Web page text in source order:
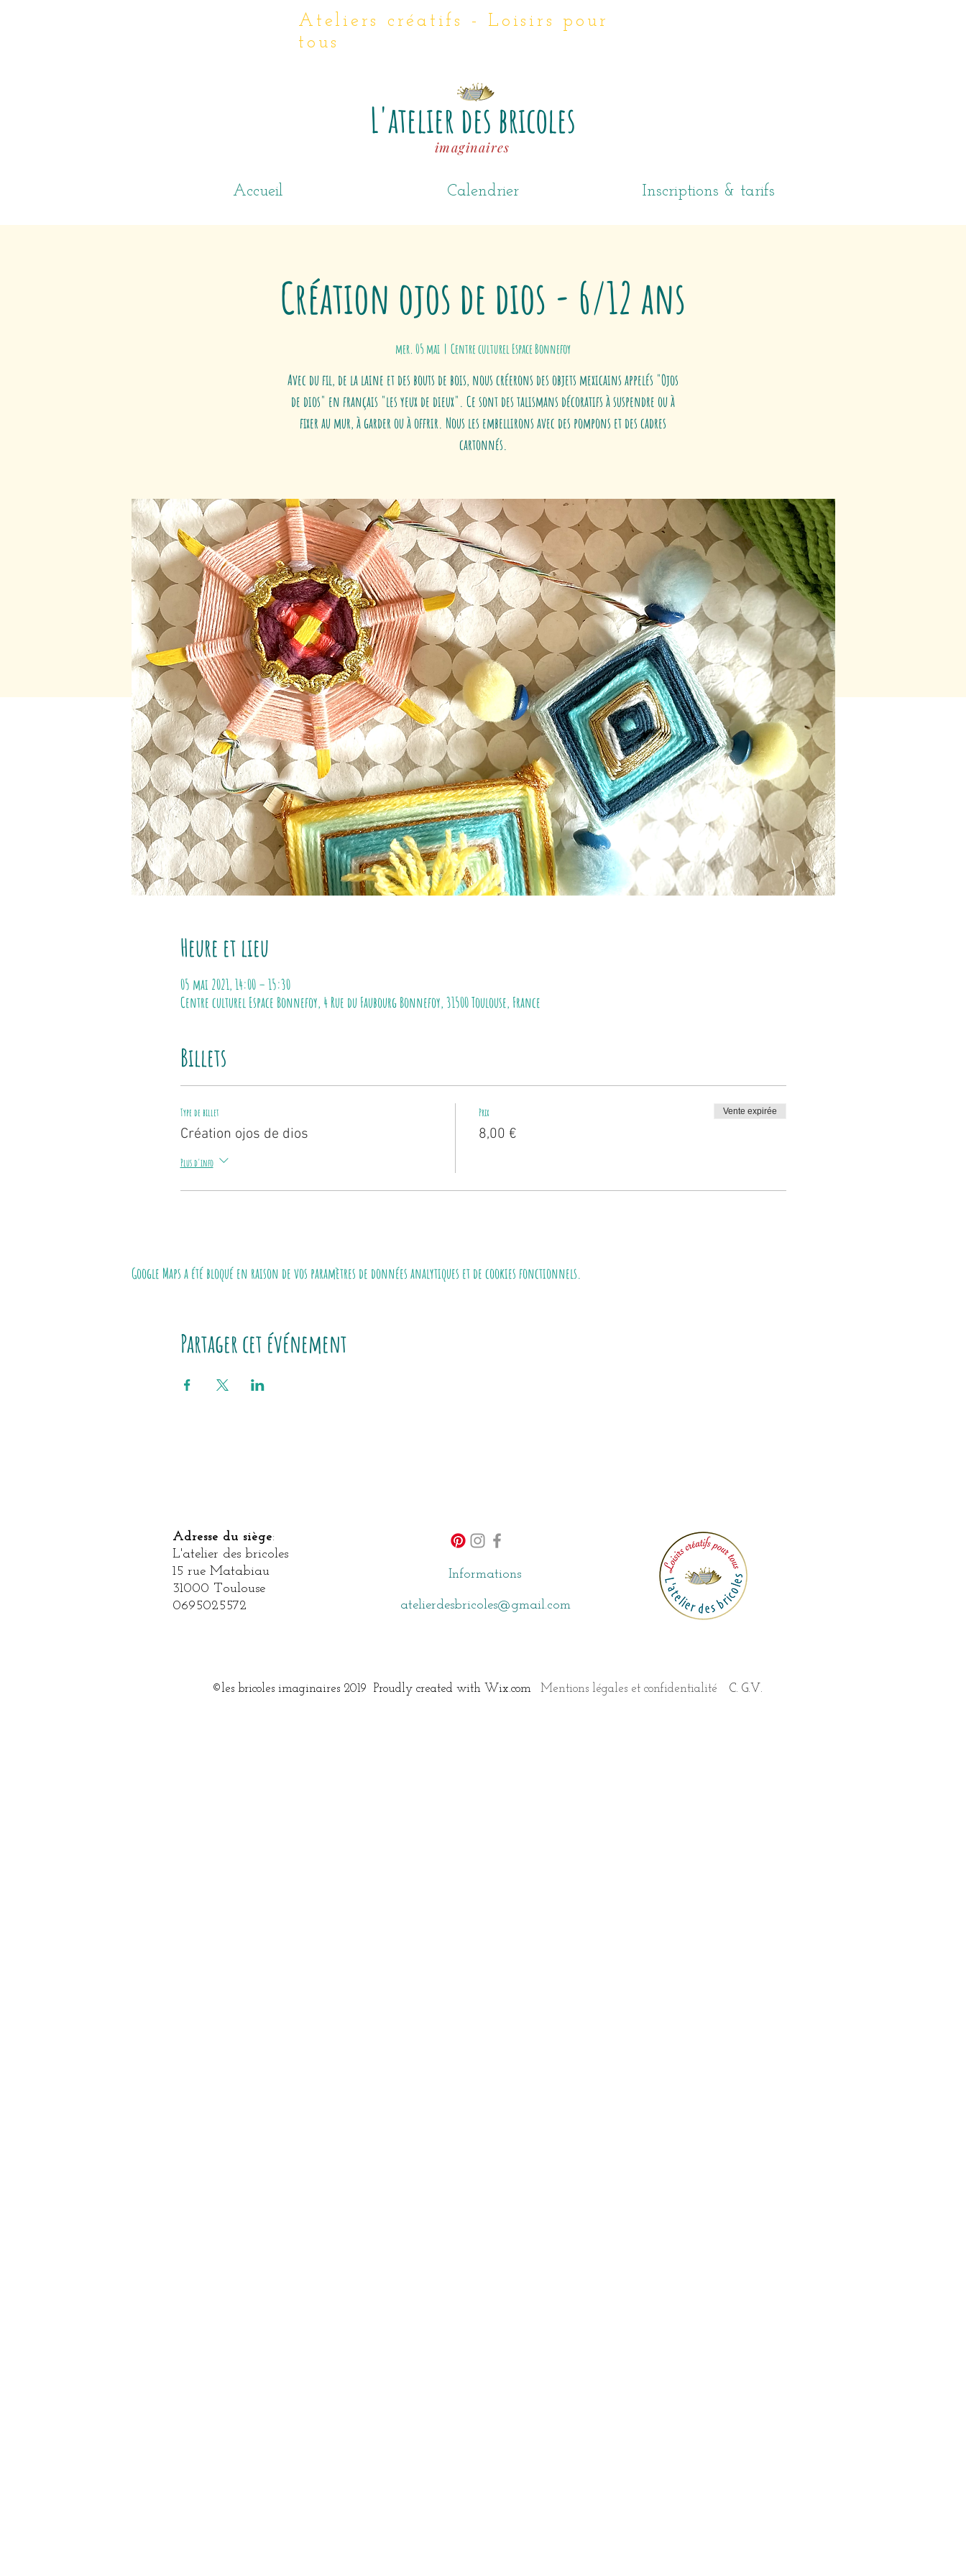
Ateliers créatifs - Loisirs
pour
tous
L'atelier des bricoles
imaginaires
Accueil Calendrier Inscriptions & tarifs
Création ojos de dios - 6/12 ans
mer. 05 mai
  |
Centre culturel Espace Bonnefoy
Avec du fil, de la laine et des bouts de bois, nous créerons des objets mexicains appelés "Ojos
de dios" en français "les yeux de dieux". Ce sont des talismans décoratifs à suspendre ou à
fixer au mur, à garder ou à offrir. Nous les embellirons avec des pompons et des cadres
cartonnés.
Heure et lieu
05 mai 2021, 14:00 – 15:30
Centre culturel Espace Bonnefoy, 4 Rue du Faubourg Bonnefoy, 31500 Toulouse, France
Billets
Type de billet
Création ojos de dios
Plus d'info
Prix
8,00 €
Vente expirée
Google Maps a été bloqué en raison de vos paramètres de données analytiques et de cookies fonctionnels.
Partager cet événement
Adresse du siège​:
L'atelier des bricoles
15 rue Matabiau
31000 Toulouse
0695025572
Informations
atelierdesbricoles@gmail.com
©les bricoles imaginaires 2019 Proudly created with Wix.com Mentions légales et confidentialité C. G.V.